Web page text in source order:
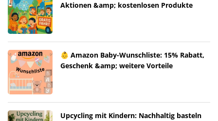
Aktionen &amp; kostenlosen Produkte
👶 Amazon Baby-Wunschliste: 15% Rabatt,
Geschenk &amp; weitere Vorteile
Upcycling mit Kindern: Nachhaltig basteln